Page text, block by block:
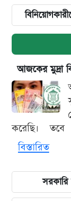
আজকের মুদ্রা
করেছি। তবে
বিস্তারিত